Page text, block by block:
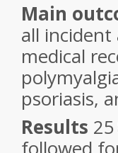
Main
all
medical
psoriasis,
Results